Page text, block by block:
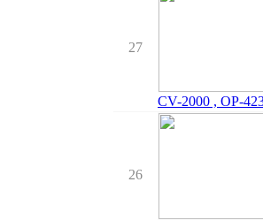
27
CV-2000 , OP-
26